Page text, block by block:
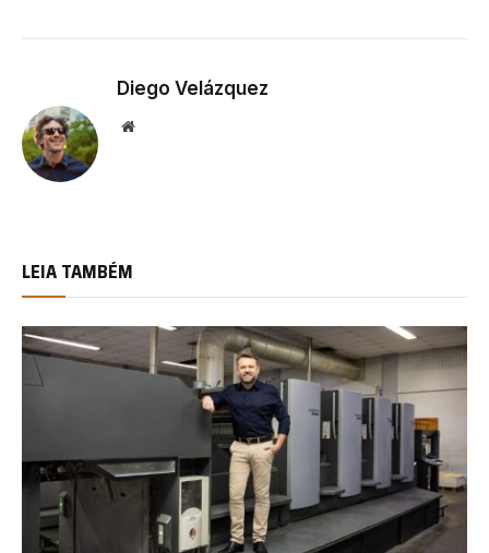
Diego Velázquez
Website
LEIA TAMBÉM